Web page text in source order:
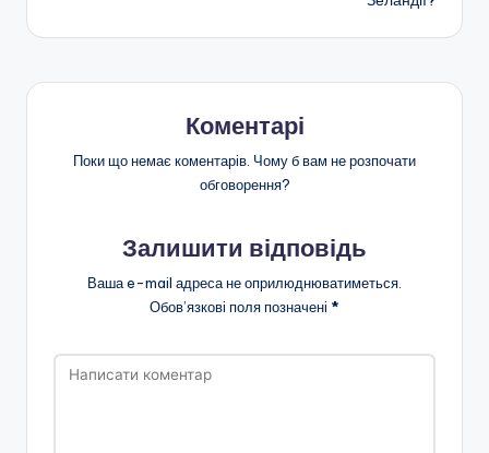
запису
Коментарі
Поки що немає коментарів. Чому б вам не розпочати
обговорення?
Залишити відповідь
Ваша e-mail адреса не оприлюднюватиметься.
Обов’язкові поля позначені *